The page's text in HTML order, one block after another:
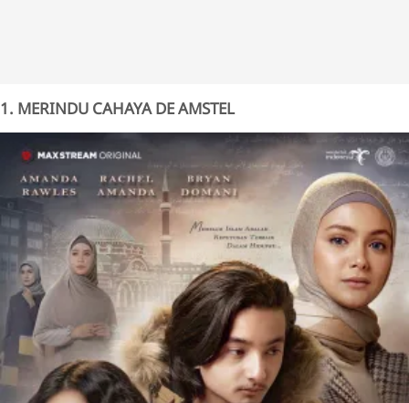
1. MERINDU CAHAYA DE AMSTEL